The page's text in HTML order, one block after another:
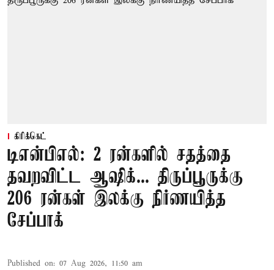
கிரிக்கெட்
டிஎன்பிஎல்: 2 ரன்களில் சதத்தை
தவறவிட்ட ஆஷிக்... திருப்பூருக்கு
206 ரன்கள் இலக்கு நிர்ணயித்த
சேப்பாக்
Published on: 07 Aug 2026, 11:50 am